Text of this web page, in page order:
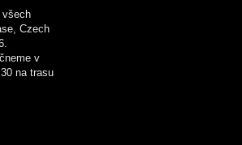
Czech
v
na trasu